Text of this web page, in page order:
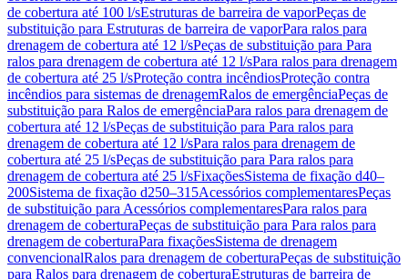
de cobertura até 100 l/sEstruturas de barreira de vaporPeças de
substituição para Estruturas de barreira de vaporPara ralos para
drenagem de cobertura até 12 l/sPeças de substituição para Para
ralos para drenagem de cobertura até 12 l/sPara ralos para drenagem
de cobertura até 25 l/sProteção contra incêndiosProteção contra
incêndios para sistemas de drenagemRalos de emergênciaPeças de
substituição para Ralos de emergênciaPara ralos para drenagem de
cobertura até 12 l/sPeças de substituição para Para ralos para
drenagem de cobertura até 12 l/sPara ralos para drenagem de
cobertura até 25 l/sPeças de substituição para Para ralos para
drenagem de cobertura até 25 l/sFixaçõesSistema de fixação d40–
200Sistema de fixação d250–315Acessórios complementaresPeças
de substituição para Acessórios complementaresPara ralos para
drenagem de coberturaPeças de substituição para Para ralos para
drenagem de coberturaPara fixaçõesSistema de drenagem
convencionalRalos para drenagem de coberturaPeças de substituição
para Ralos para drenagem de coberturaEstruturas de barreira de